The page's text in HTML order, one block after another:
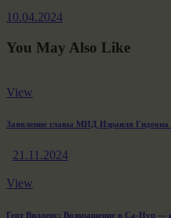
10.04.2024
You May Also Like
View
Заявление главы МИД Израиля
21.11.2024
View
Герт Вилдерс: Возвращение в Са-Нур —